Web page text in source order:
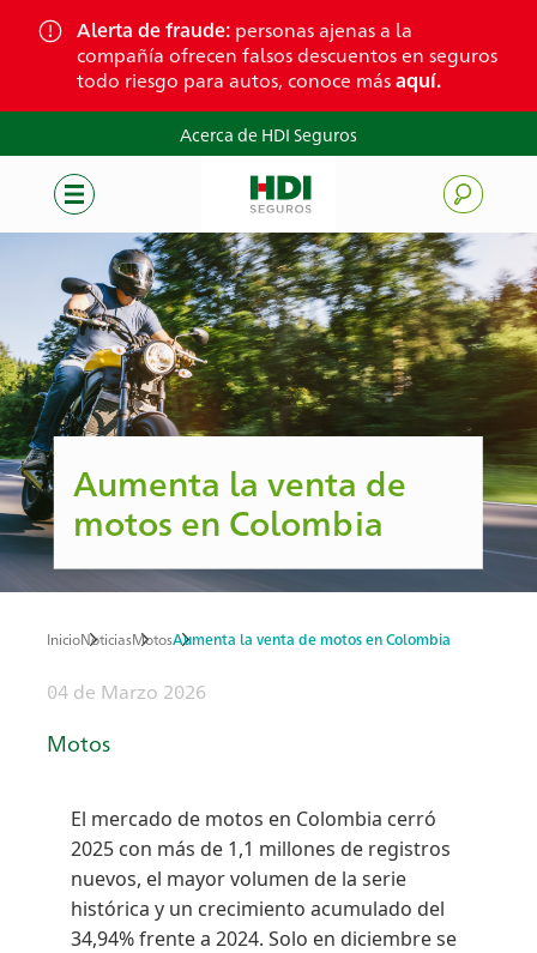
Alerta de fraude: personas ajenas a la
compañía ofrecen falsos descuentos en seguros
todo riesgo para autos, conoce másaquí.
Acerca de HDI Seguros
Aumenta la venta de
motos en Colombia
Ruta
de
navegación
InicioNoticiasMotosAumenta la venta de motos en Colombia
04 de Marzo 2026
Motos
El mercado de motos en Colombia cerró
2025 con más de 1,1 millones de registros
nuevos, el mayor volumen de la serie
histórica y un crecimiento acumulado del
34,94% frente a 2024. Solo en diciembre se